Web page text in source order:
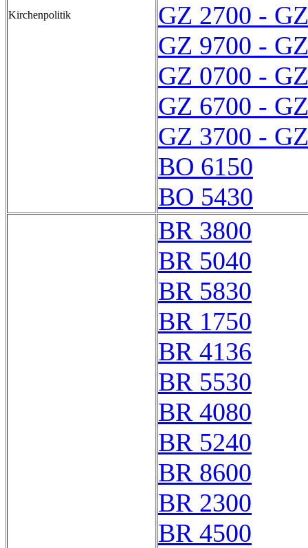
Kirchenpolitik
GZ 2700 -
GZ 9700 -
GZ 0700 -
GZ 6700 -
GZ 3700 -
BO 6150
BO 5430
BR 3800
BR 5040
BR 5830
BR 1750
BR 4136
BR 5530
BR 4080
BR 5240
BR 8600
BR 2300
BR 4500